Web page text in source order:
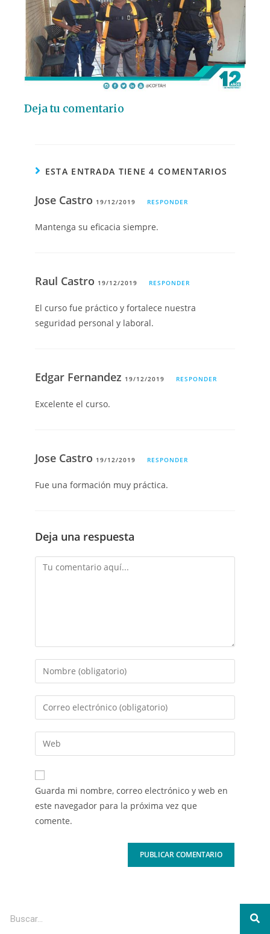
Deja tu comentario
ESTA ENTRADA TIENE 4 COMENTARIOS
Jose Castro 19/12/2019 RESPONDER
Mantenga su eficacia siempre.
Raul Castro 19/12/2019 RESPONDER
El curso fue práctico y fortalece nuestra
seguridad personal y laboral.
Edgar Fernandez 19/12/2019 RESPONDER
Excelente el curso.
Jose Castro 19/12/2019 RESPONDER
Fue una formación muy práctica.
Deja una respuesta
Guarda mi nombre, correo electrónico y web en
este navegador para la próxima vez que
comente.